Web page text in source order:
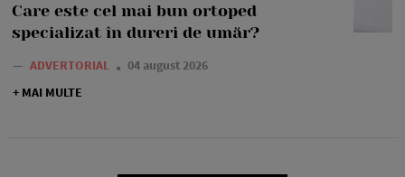
Care este cel mai bun ortoped
specializat în dureri de umăr?
— ADVERTORIAL
04 august 2026
+ MAI MULTE